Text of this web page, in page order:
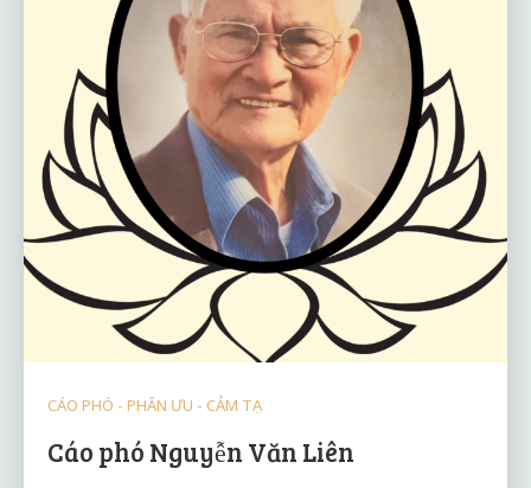
CÁO PHÓ - PHÂN ƯU - CẢM TẠ
Cáo phó Nguyễn Văn Liên